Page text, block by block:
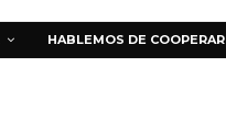
HABLEMOS DE COOPERAR